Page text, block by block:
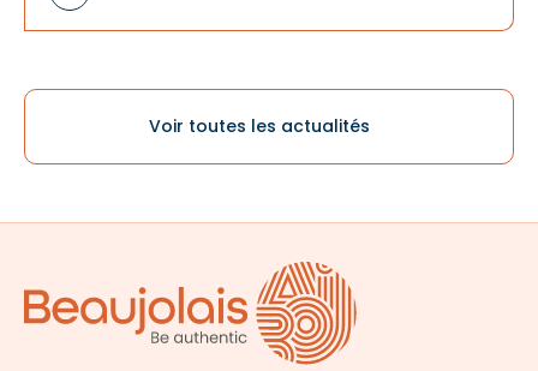
Voir toutes les actualités